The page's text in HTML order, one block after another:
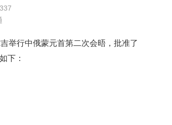
举行中俄蒙元首第二次会晤，批准了
下：